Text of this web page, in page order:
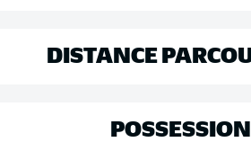
DISTANCE